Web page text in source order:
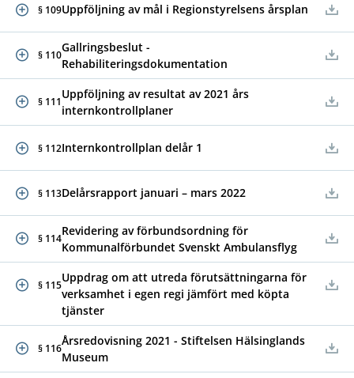
§ 109Uppföljning av mål i Regionstyrelsens årsplan
§ 110
Gallringsbeslut -
Rehabiliteringsdokumentation
§ 111
Uppföljning av resultat av 2021 års
internkontrollplaner
§ 112Internkontrollplan delår 1
§ 113Delårsrapport januari – mars 2022
§ 114
Revidering av förbundsordning för
Kommunalförbundet Svenskt Ambulansflyg
§ 115
Uppdrag om att utreda förutsättningarna för
verksamhet i egen regi jämfört med köpta
tjänster
§ 116
Årsredovisning 2021 - Stiftelsen Hälsinglands
Museum